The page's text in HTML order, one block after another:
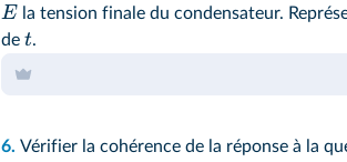
E la tension finale du condensateur.
de t.
6. Vérifier la cohérence de la réponse à la